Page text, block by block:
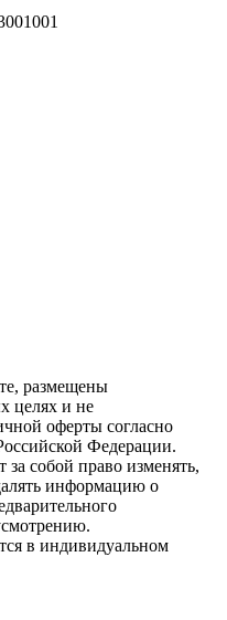
размещены
целях и не
оферты согласно
Федерации.
собой право изменять,
информацию о
в индивидуальном